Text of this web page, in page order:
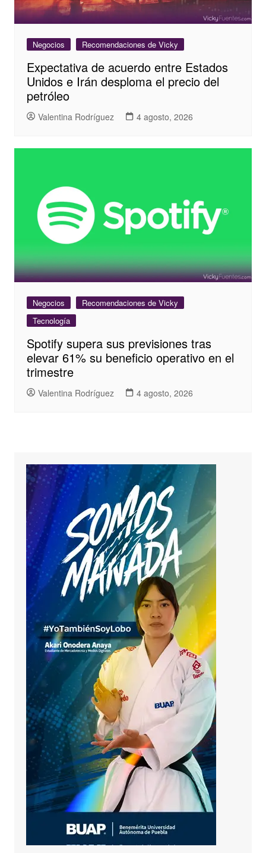
Negocios Recomendaciones de Vicky
Expectativa de acuerdo entre Estados
Unidos e Irán desploma el precio del
petróleo
Valentina Rodríguez 4 agosto, 2026
Negocios
Recomendaciones de Vicky
Tecnología
Spotify supera sus previsiones tras
elevar 61% su beneficio operativo en el
trimestre
Valentina Rodríguez 4 agosto, 2026